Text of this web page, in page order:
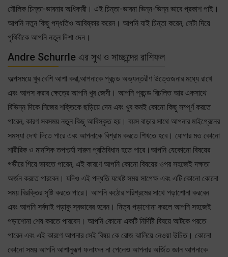
মৌলিক চিন্তা-ভাবনার অধিকারী। এই চিন্তা-ভাবনা ভিন্ন-ভিন্ন ভাবে প্রকাশ পাই।
আপনি নতুন কিছু পদ্ধতিও আবিষ্কার করেন। আপনি যাই চিন্তা করেন, সেটা দিয়ে
পৃথিবীকে আপনি নতুন দিশা দেন।
Andre Schurrle এর সুখ ও সাচ্ছন্দের রাশিফল
অল্পসময়ে খুব বেশি আশা করা,আপনাকে প্রচন্ড অভ্যন্তরীণ উত্তেজনার মধ্যে রাখে
এবং আপস করার ক্ষেত্রে আপনি খুব জেদী। আপনি প্রচন্ড বিচলিত আর একসাথে
বিভিন্ন দিকে নিজের শক্তিকে ছড়িয়ে দেন এবং খুব কমই কোনো কিছু সম্পূর্ণ করতে
পারেন, কারণ সবসময় নতুন কিছু আবিস্কৃত হয়। বয়স বাড়ার সাথে আপনার মাইগ্রেনের
সমস্যা দেখা দিতে পারে এবং আপনাকে বিশ্রাম করতে শিখতে হবে। যোগার মত কোনো
শারীরিক ও মানসিক তপশ্চর্যা দারুন প্রতিবিধান হতে পারে।আপনি যেকোনো বিষয়ের
গভীরে গিয়ে ভাবতে পারেন, এই কারণে আপনি কোনো বিষয়ের ওপর সহজেই দক্ষতা
অর্জন করতে পারবেন। যদিও এই পদ্ধতি যথেষ্ট সময় সাপেক্ষ এবং এটি কোনো কোনো
সময় বিরক্তির সৃষ্টি করতে পারে। আপনি কঠোর পরিশ্রমের সাথে পড়াশোনা করবেন
এবং আপনি সর্বদাই পড়াকু স্বভাবের হবেন। নিত্য পড়াশোনা করলে আপনি সহজেই
পড়াশোনা শেষ করতে পারবেন। আপনি কোনো একটি নির্দিষ্টি বিষয়ে আটকে পরতে
পারেন এবং এই কারণে আপনার সেই বিষয় কে রোজ ঝালিয়ে নেওয়া উচিত। কোনো
কোনো সময় আপনি আশানুরূপ ফলাফল না পেলেও আপনার অর্জিত জ্ঞান আপনাকে